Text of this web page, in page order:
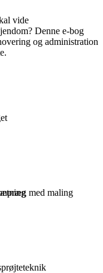
vide
Denne e-bog
og administration
med maling